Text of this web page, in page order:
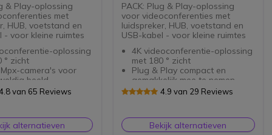
& Play-oplossing
met
HUB, voetstand en
- voor kleine ruimtes
oplossing
° zicht
camera's voor
beeld
Speak 510 voor
gemakkelijk
van 65 Reviews
alternatieven
PACK: Plug & Play-oplossing
voor videoconferenties met
luidspreker, HUB, voetstand en
USB-kabel - voor kleine ruimtes
4K videoconferentie-oplossing
met 180 ° zicht
Plug & Play compact en
gemakkelijk mee te nemen
Drie 13 Mpx-camera's voor
surround sound
Met PanaCast HUB USB-C om
U kunt nu de Jabra PanaCast
gebruiken om uw whiteboard te
4.9 van 29 Reviews
Bekijk alternatieven